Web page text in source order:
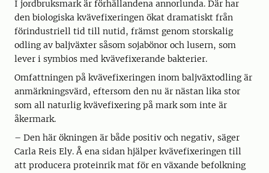
I jordbruksmark är förhållandena annorlunda. Där har
den biologiska kvävefixeringen ökat dramatiskt från
förindustriell tid till nutid, främst genom storskalig
odling av baljväxter såsom sojabönor och lusern, som
lever i symbios med kvävefixerande bakterier.
Omfattningen på kvävefixeringen inom baljväxtodling är
anmärkningsvärd, eftersom den nu är nästan lika stor
som all naturlig kvävefixering på mark som inte är
åkermark.
– Den här ökningen är både positiv och negativ, säger
Carla Reis Ely. Å ena sidan hjälper kvävefixeringen till
att producera proteinrik mat för en växande befolkning